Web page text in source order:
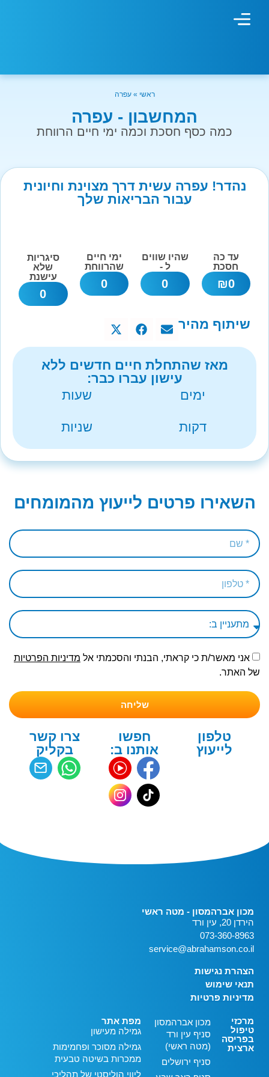
ראשי »עפרה
המחשבון - עפרה
כמה כסף חסכת וכמה ימי חיים הרווחת
נהדר! עפרה עשית דרך מצוינת וחיונית
עבור הבריאות שלך
עד כה
חסכת
0
₪
שהיו שווים
ל -
0
ימי חיים
שהרווחת
0
סיגריות
שלא
עישנת
0
שיתוף מהיר
מאז שהתחלת חיים חדשים ללא
עישון עברו כבר:
ימים
שעות
דקות שניות
השאירו פרטים לייעוץ מהמומחים
אני מאשר/ת כי קראתי, הבנתי והסכמתי אל מדיניות הפרטיות
של האתר.
שליחה
טלפון
לייעוץ
חפשו
אותנו ב:
צרו קשר
בקליק
מכון אברהמסון - מטה ראשי
הירדן 20, עין ורד
073-360-8963
service@abrahamson.co.il
הצהרת נגישות
תנאי שימוש
מדיניות פרטיות
מרכזי
טיפול
בפריסה
ארצית
מכון אברהמסון
סניף עין ורד
(מטה ראשי)
סניף ירושלים
מפת אתר
גמילה מעישון
גמילה מסוכר ופחמימות
ממכרות בשיטה טבעית
ליווי הוליסטי של תהליכי